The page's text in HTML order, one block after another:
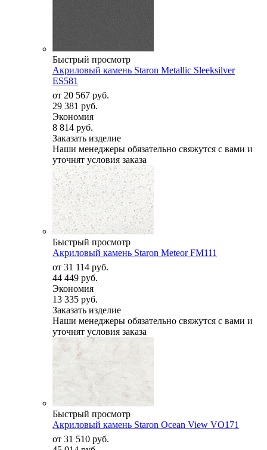
Быстрый просмотр
Акриловый камень Staron Metallic Sleeksilver
ES581
от 20 567 руб.
29 381 руб.
Экономия
8 814 руб.
Заказать изделие
Наши менеджеры обязательно свяжутся с вами и
уточнят условия заказа
Быстрый просмотр
Акриловый камень Staron Meteor FM111
от 31 114 руб.
44 449 руб.
Экономия
13 335 руб.
Заказать изделие
Наши менеджеры обязательно свяжутся с вами и
уточнят условия заказа
Быстрый просмотр
Акриловый камень Staron Ocean View VO171
от 31 510 руб.